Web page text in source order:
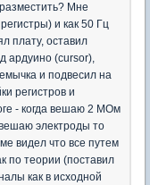
Мне
и как 50 Гц
плату, оставил
ардуино (cursor),
и подвесил на
регистров и
- когда вешаю 2 МОм
электроды то
видел что все путем
по теории (поставил
как в исходной